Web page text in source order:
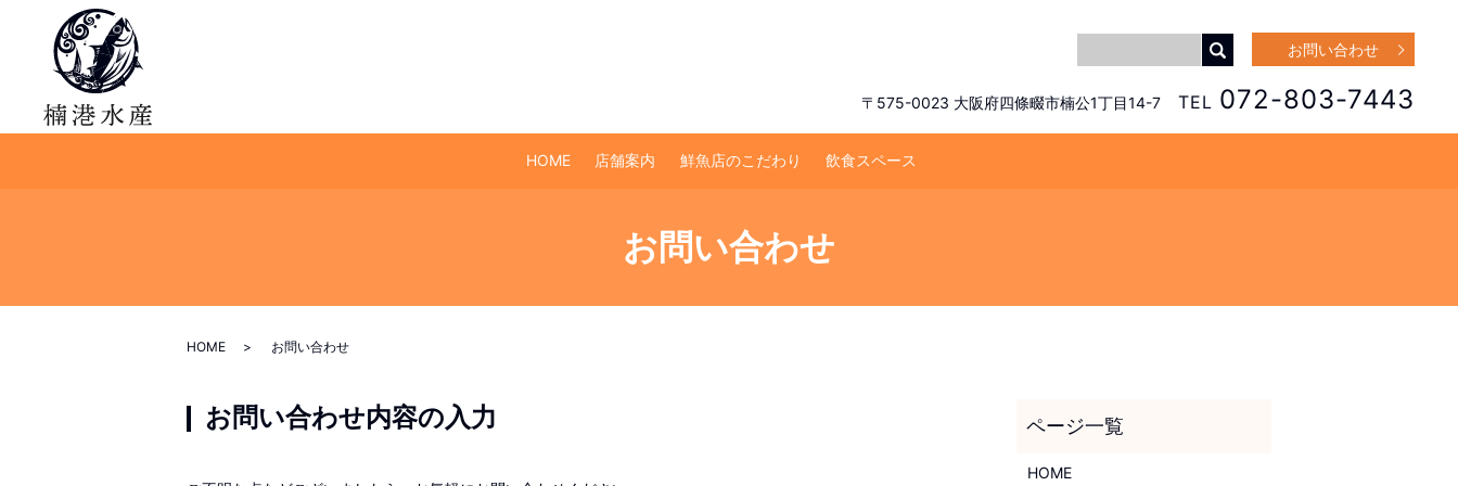
〒575-0023 大阪府四條畷市楠公1丁目14-7 TEL 072-803-7443
HOME 店舗案内 鮮魚店のこだわり 飲食スペース
お問い合わせ
お問い合わせ
HOME お問い合わせ
お問い合わせ内容の入力
HOME